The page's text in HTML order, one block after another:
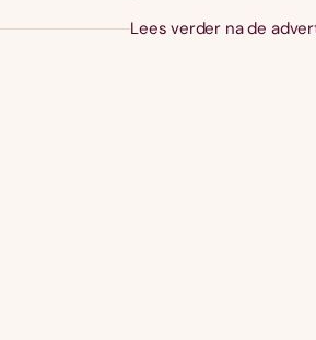
Lees verder na de